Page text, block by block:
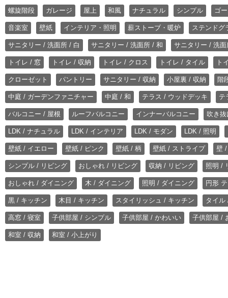
螺旋階段 ガレージ 屋上 和風 ナチュラル シンプル ゴ
音楽室 壁紙 インテリア・照明 薪ストーブ・暖炉 ステンドグ
サニタリー / 洗面所 / 白 サニタリー / 洗面所 / 和 サニタリー / 洗
トイレ / 窓 トイレ / 収納 トイレ / クロス トイレ / タイル ト
クローゼット パントリー サニタリー / 収納 小屋裏 / 収納 階
中庭 / ガーデンファニチャー 中庭 / 和 テラス / ウッドデッキ テ
バルコニー / 屋根 ルーフバルコニー インナーバルコニー 吹き
LDK / ナチュラル LDK / インテリア LDK / モダン LDK / 照明
壁紙 / イエロー 壁紙 / ピンク 壁紙 / 柄 壁紙 / ストライプ 壁
シンプル / リビング おしゃれ / リビング 収納 / リビング 照明 /
おしゃれ / ダイニング 木 / ダイニング 照明 / ダイニング 円形
黒 / キッチン 木目 / キッチン スタイリッシュ / キッチン タイル
高窓 / 寝室 子供部屋 / シンプル 子供部屋 / かわいい 子供部屋 /
和室 / 収納 和室 / 小上がり